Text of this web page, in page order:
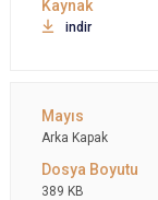
indir
Arka Kapak
389 KB